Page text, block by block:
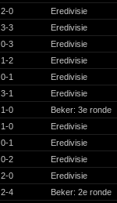
2-0
Eredivisie
3-3
Eredivisie
0-3
Eredivisie
1-2
Eredivisie
0-1
Eredivisie
3-1
Eredivisie
1-0
Beker: 3e ronde
1-0
Eredivisie
0-1
Eredivisie
0-2
Eredivisie
2-0
Eredivisie
2-4
Beker: 2e ronde